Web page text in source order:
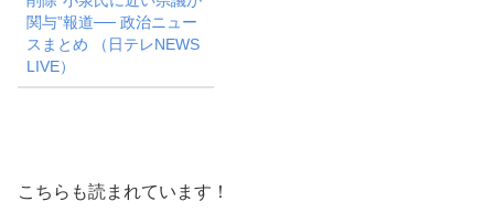
関与”報道── 政治ニュー
スまとめ （日テレNEWS
LIVE）
こちらも読まれています！